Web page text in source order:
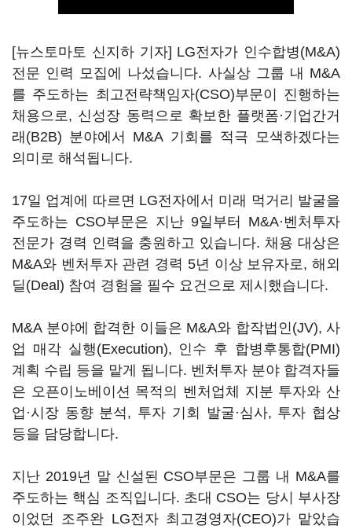
[뉴스토마토 신지하 기자] LG전자가 인수합병(M&A)
전문 인력 모집에 나섰습니다. 사실상 그룹 내 M&A
를 주도하는 최고전략책임자(CSO)부문이 진행하는
채용으로, 신성장 동력으로 확보한 플랫폼·기업간거
래(B2B) 분야에서 M&A 기회를 적극 모색하겠다는
의미로 해석됩니다.
17일 업계에 따르면 LG전자에서 미래 먹거리 발굴을
주도하는 CSO부문은 지난 9일부터 M&A·벤처투자
전문가 경력 인력을 충원하고 있습니다. 채용 대상은
M&A와 벤처투자 관련 경력 5년 이상 보유자로, 해외
딜(Deal) 참여 경험을 필수 요건으로 제시했습니다.
M&A 분야에 합격한 이들은 M&A와 합작법인(JV), 사
업 매각 실행(Execution), 인수 후 합병후통합(PMI)
계획 수립 등을 맡게 됩니다. 벤처투자 분야 합격자들
은 오픈이노베이션 목적의 벤처업체 지분 투자와 산
업·시장 동향 분석, 투자 기회 발굴·심사, 투자 협상
등을 담당합니다.
지난 2019년 말 신설된 CSO부문은 그룹 내 M&A를
주도하는 핵심 조직입니다. 초대 CSO는 당시 부사장
이었던 조주완 LG전자 최고경영자(CEO)가 맡았습